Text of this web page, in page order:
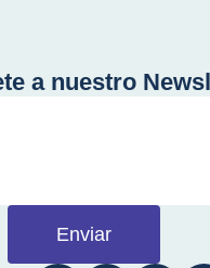
a nuestro
Enviar